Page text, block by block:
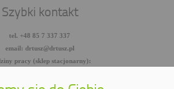
Szybki kontakt
tel. +48 85 7 337 337
email: drtusz@drtusz.pl
pracy (sklep stacjonarny):